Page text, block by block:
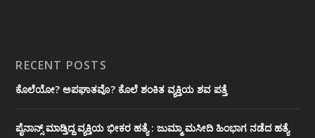
RECENT POSTS
ಕೊಲೆಯೋ? ಅಪಘಾತವೊ? ಕೊಲೆ ಶಂಕಿತ ವ್ಯಕ್ತಿಯ ಶವ ಪತ್ತೆ
ಪೈನಾನ್ಸ್ ಮಾಡ್ತಿದ್ದ ವ್ಯಕ್ತಿಯ ಭೀಕರ‌ ಹತ್ಯೆ : ಜುಮ್ಮಾ ಮಸೀದಿ ಹಿಂಭಾಗ ನಡೆದ ಹತ್ಯೆ